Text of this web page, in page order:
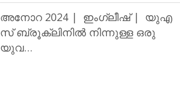
അനോറ 2024 | ഇംഗ്ലീഷ് | യുഎ
സ് ബ്രൂക്ലിനില്‍ നിന്നുള്ള ഒരു
യുവ…